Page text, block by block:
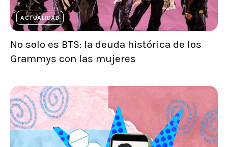
ACTUALIDAD
No solo es BTS: la deuda histórica de los
Grammys con las mujeres